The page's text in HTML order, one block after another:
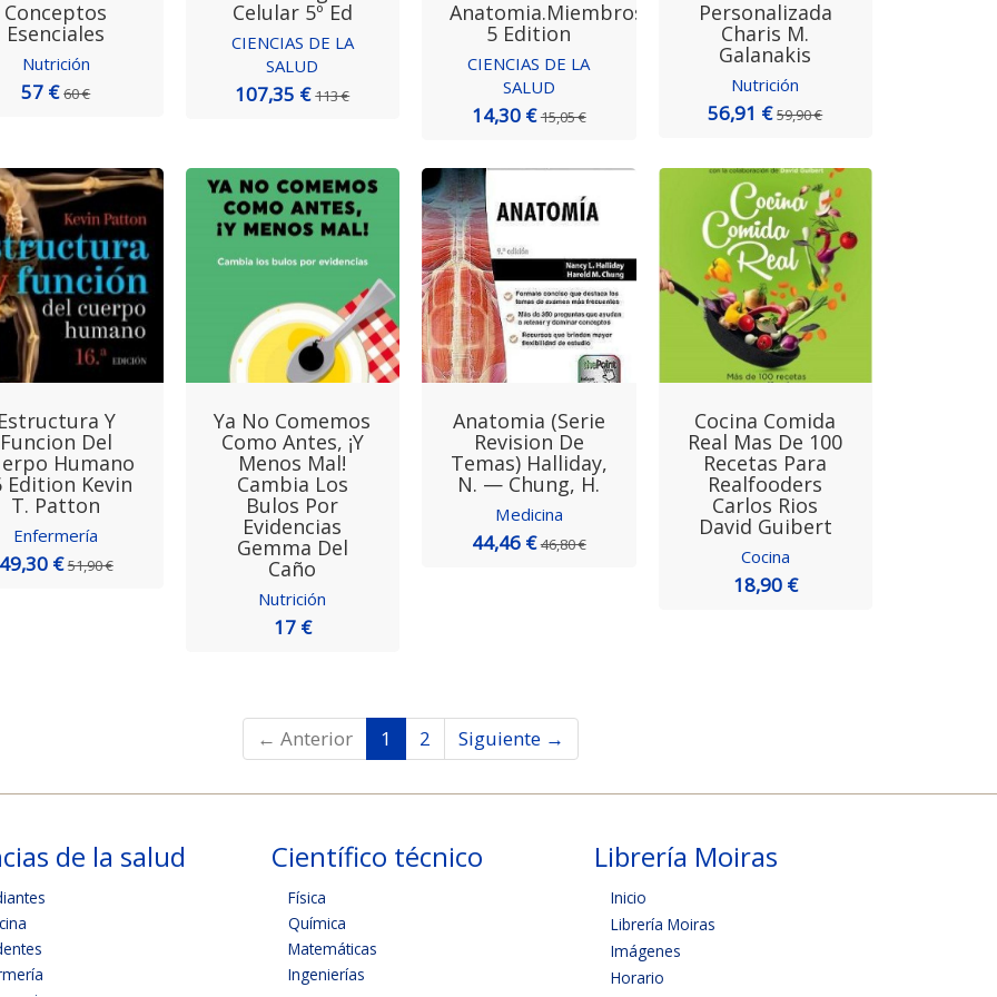
Conceptos
Esenciales
Nutrición
57 €60 €
Celular 5º Ed
CIENCIAS DE LA
SALUD
107,35 €113 €
Anatomia.Miembros
5 Edition
CIENCIAS DE LA
SALUD
14,30 €15,05 €
Personalizada
Charis M.
Galanakis
Nutrición
56,91 €59,90 €
Y
Funcion Del
Humano
Edition Kevin
T. Patton
Enfermería
€51,90 €
Ya No Comemos
Como Antes, ¡y
Menos Mal!
Cambia Los
Bulos Por
Evidencias
Gemma Del
Caño
Nutrición
17 €
Anatomia (Serie
Revision De
Temas) Halliday,
N. — Chung, H.
Medicina
44,46 €46,80 €
Cocina Comida
Real Mas De 100
Recetas Para
Realfooders
Carlos Rios
David Guibert
Cocina
18,90 €
← Anterior 1 2 Siguiente →
de la salud Científico técnico
Física
Química
Matemáticas
Ingenierías
Librería Moiras
Inicio
Librería Moiras
Imágenes
Horario